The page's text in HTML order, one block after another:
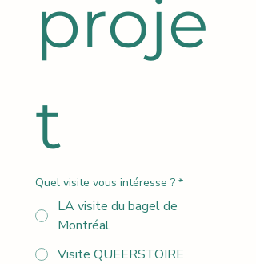
proje
t
Quel visite vous intéresse ? *
LA visite du bagel de
Montréal
Visite QUEERSTOIRE